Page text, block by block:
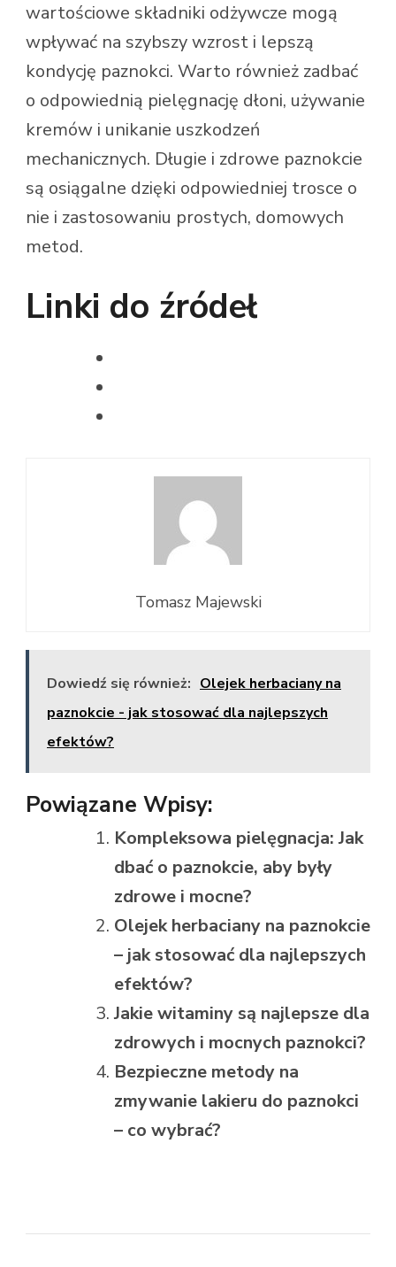
wartościowe składniki odżywcze mogą
wpływać na szybszy wzrost i lepszą
kondycję paznokci. Warto również zadbać
o odpowiednią pielęgnację dłoni, używanie
kremów i unikanie uszkodzeń
mechanicznych. Długie i zdrowe paznokcie
są osiągalne dzięki odpowiedniej trosce o
nie i zastosowaniu prostych, domowych
metod.
Linki do źródeł
Tomasz Majewski
Dowiedź się również: Olejek herbaciany na
paznokcie - jak stosować dla najlepszych
efektów?
Powiązane Wpisy:
Kompleksowa pielęgnacja: Jak
dbać o paznokcie, aby były
zdrowe i mocne?
Olejek herbaciany na paznokcie
– jak stosować dla najlepszych
efektów?
Jakie witaminy są najlepsze dla
zdrowych i mocnych paznokci?
Bezpieczne metody na
zmywanie lakieru do paznokci
– co wybrać?